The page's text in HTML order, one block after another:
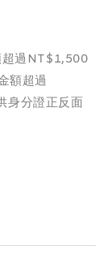
超過NT$1,500
額超過
身分證正反面